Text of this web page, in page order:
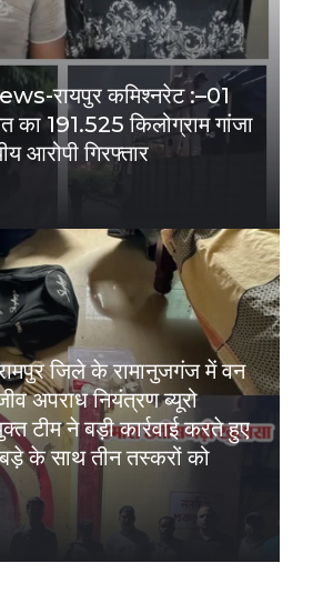
रायपुर कमिश्नरेट :–01
का 191.525 किलोग्राम गांजा
आरोपी गिरफ्तार
जिले के रामानुजगंज में वन
अपराध नियंत्रण ब्यूरो
टीम ने बड़ी कार्रवाई करते हुए
के साथ तीन तस्करों को